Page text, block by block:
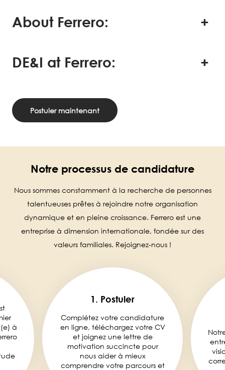
About Ferrero:
DE&I at Ferrero:
Postuler maintenant
Notre processus de candidature
Nous sommes constamment à la recherche de personnes
talentueuses prêtes à rejoindre notre organisation
dynamique et en pleine croissance. Ferrero est une
entreprise à dimension internationale, fondée sur des
valeurs familiales. Rejoignez-nous !
à
1. Postuler
Complétez votre candidature
en ligne, téléchargez votre CV
et joignez une lettre de
motivation succincte pour
nous aider à mieux
comprendre votre parcours et